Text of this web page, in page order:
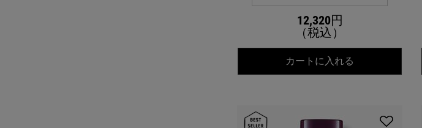
12,320円
（税込）
カートに入れる キールズ DS